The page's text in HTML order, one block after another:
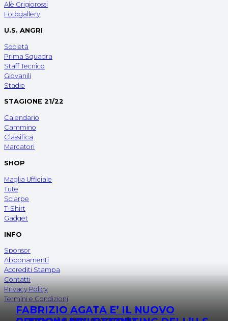
FABRIZIO AGATA E’ IL NUOVO
Alè Grigiorossi
Fotogallery
U.S. ANGRI
Società
Prima Squadra
Staff Tecnico
Giovanili
Stadio
STAGIONE 21/22
Calendario
Cammino
Classifica
Marcatori
SHOP
Maglia Ufficiale
Tute
Sciarpe
T-Shirt
Gadget
INFO
Sponsor
Abbonamenti
Accrediti Stampa
Contatti
Privacy Policy
Termini e Condizioni